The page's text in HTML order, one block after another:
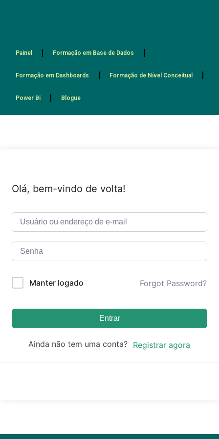
Painel Formação em Base de Dados
Formação em Dashboards Formação de Nível Conceitual
Power Bi Blogue
Olá, bem-vindo de volta!
Manter logado Forgot Password?
Entrar
Ainda não tem uma conta? Registrar agora